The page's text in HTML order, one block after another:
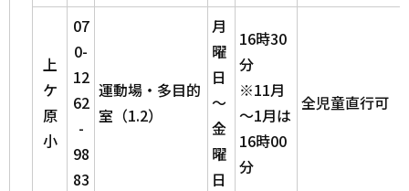
上
ケ
原
小
07
0-
12
62
-
98
83
運動場・多目的
室（1.2）
月
曜
日
～
金
曜
日
16時30
分
※11月
～1月は
16時00
分
全児童直行可